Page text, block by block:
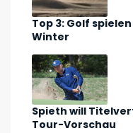
Top 3: Golf
Winter
Spieth will
Tour-Vorschau